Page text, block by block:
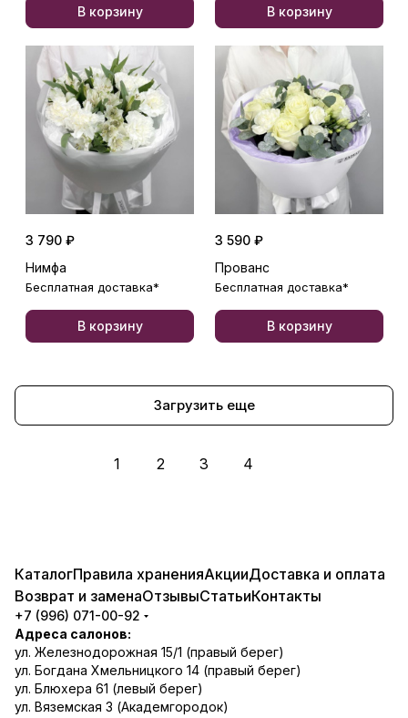
В корзину В корзину
3 790 ₽
Нимфа
Бесплатная доставка*
В корзину
3 590 ₽
Прованс
Бесплатная доставка*
В корзину
Загрузить еще
1 2 3 4
КаталогПравила храненияАкцииДоставка и оплата
Возврат и заменаОтзывыСтатьиКонтакты
+7 (996) 071-00-92
Адреса салонов:
ул. Железнодорожная 15/1 (правый берег)
ул. Богдана Хмельницкого 14 (правый берег)
ул. Блюхера 61 (левый берег)
ул. Вяземская 3 (Академгородок)